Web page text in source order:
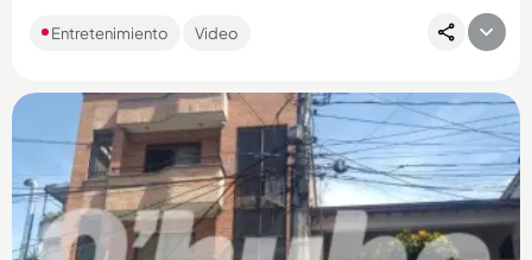
trasladado a las redes y la gente ya hasta le ha sacado
Entretenimiento Video
Compartir Noticia